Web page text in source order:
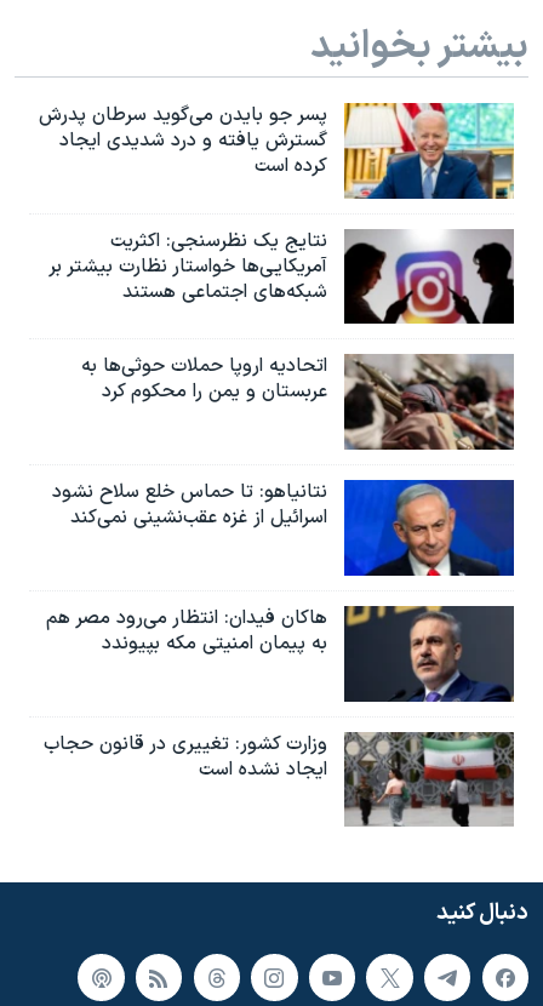
بیشتر بخوانید
پسر جو بایدن می‌گوید سرطان پدرش
گسترش یافته و درد شدیدی ایجاد
کرده است
نتایج یک نظرسنجی: اکثریت
آمریکایی‌ها خواستار نظارت بیشتر بر
شبکه‌های اجتماعی هستند
اتحادیه اروپا حملات حوثی‌ها به
عربستان و یمن را محکوم کرد
نتانیاهو: تا حماس خلع سلاح نشود
اسرائیل از غزه عقب‌نشینی نمی‌کند
هاکان فیدان: انتظار می‌رود مصر هم
به پیمان امنیتی مکه بپیوندد
وزارت کشور: تغییری در قانون حجاب
ایجاد نشده است
دنبال کنید